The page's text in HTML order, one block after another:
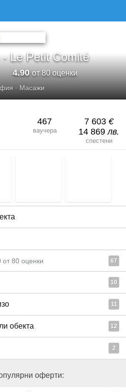
Le Petit Comité
4.90от 80 оценки
· Масажи
467
ваучера
7 603 €
14 869лв.
спестени
от 80 оценки 67
10
11
обекта 12
2
оферти: